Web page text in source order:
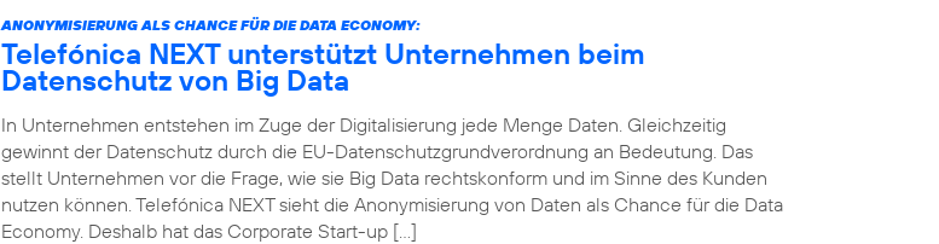
ANONYMISIERUNG ALS CHANCE FÜR DIE DATA ECONOMY:
Telefónica NEXT unterstützt Unternehmen beim
Datenschutz von Big Data
In Unternehmen entstehen im Zuge der Digitalisierung jede Menge Daten. Gleichzeitig
gewinnt der Datenschutz durch die EU-Datenschutzgrundverordnung an Bedeutung. Das
stellt Unternehmen vor die Frage, wie sie Big Data rechtskonform und im Sinne des Kunden
nutzen können. Telefónica NEXT sieht die Anonymisierung von Daten als Chance für die Data
Economy. Deshalb hat das Corporate Start-up […]